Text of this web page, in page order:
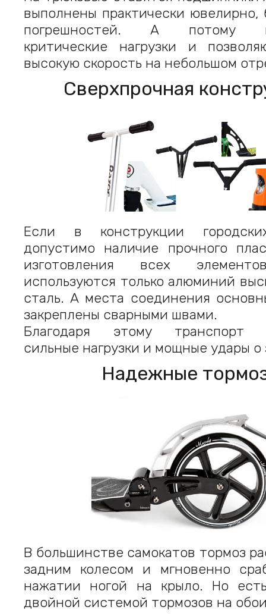
выполнены практически ювелирно,
погрешностей. А потому
критические нагрузки и
высокую скорость на небольшом
Сверхпрочная
Если в конструкции
допустимо наличие прочного
изготовления всех
используются только алюминий
сталь. А места соединения
закреплены сварными швами.
Благодаря этому транспорт
сильные нагрузки и мощные удары
Надежные
В большинстве самокатов тормоз
задним колесом и мгновенно
нажатии ногой на крыло. Но
двойной системой тормозов на